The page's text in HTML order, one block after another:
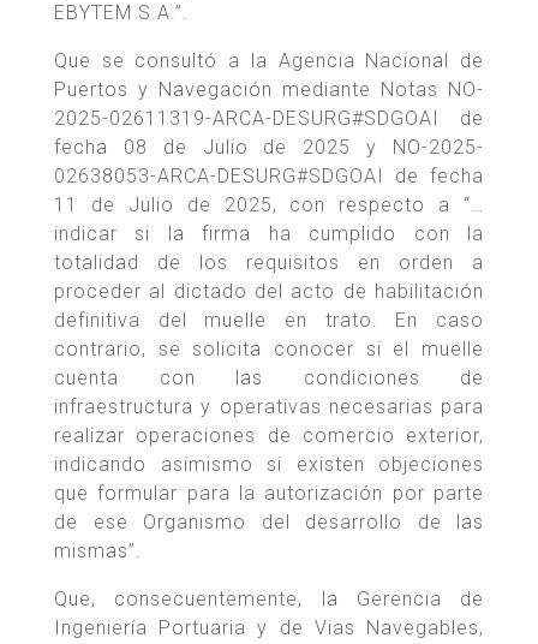
EBYTEM S.A.”.
Que se consultó a la Agencia Nacional de
Puertos y Navegación mediante Notas NO-
2025-02611319-ARCA-DESURG#SDGOAI de
fecha 08 de Julio de 2025 y NO-2025-
02638053-ARCA-DESURG#SDGOAI de fecha
11 de Julio de 2025, con respecto a “…
indicar si la firma ha cumplido con la
totalidad de los requisitos en orden a
proceder al dictado del acto de habilitación
definitiva del muelle en trato. En caso
contrario, se solicita conocer si el muelle
cuenta con las condiciones de
infraestructura y operativas necesarias para
realizar operaciones de comercio exterior,
indicando asimismo si existen objeciones
que formular para la autorización por parte
de ese Organismo del desarrollo de las
mismas”.
Que, consecuentemente, la Gerencia de
Ingeniería Portuaria y de Vias Navegables,